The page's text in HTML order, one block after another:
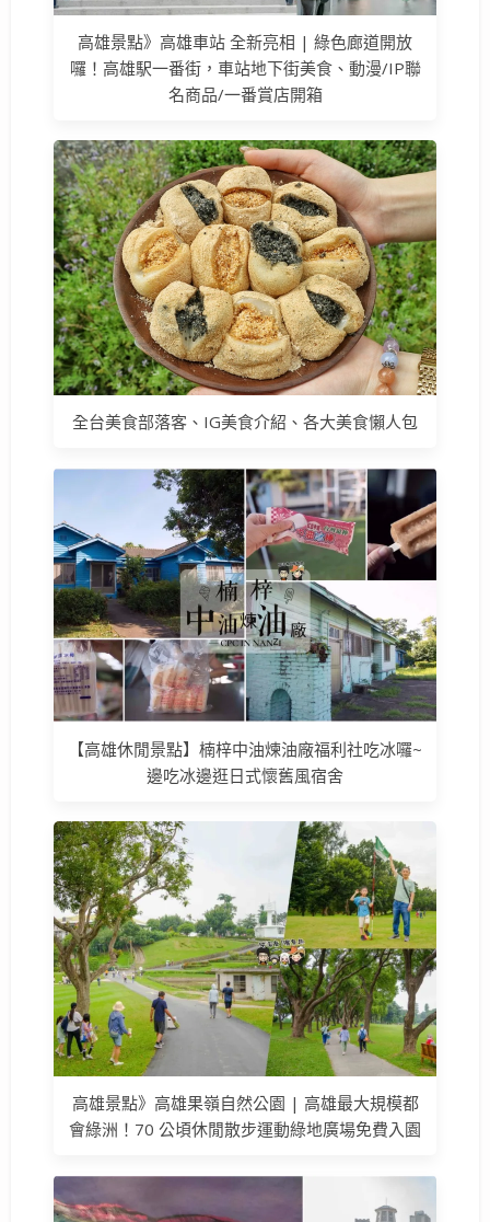
高雄景點》高雄車站 全新亮相 | 綠色廊道開放
囉！高雄駅一番街，車站地下街美食、動漫/IP聯
名商品/一番賞店開箱
全台美食部落客、IG美食介紹、各大美食懶人包
【高雄休閒景點】楠梓中油煉油廠福利社吃冰囉~
邊吃冰邊逛日式懷舊風宿舍
高雄景點》高雄果嶺自然公園 | 高雄最大規模都
會綠洲！70 公頃休閒散步運動綠地廣場免費入園